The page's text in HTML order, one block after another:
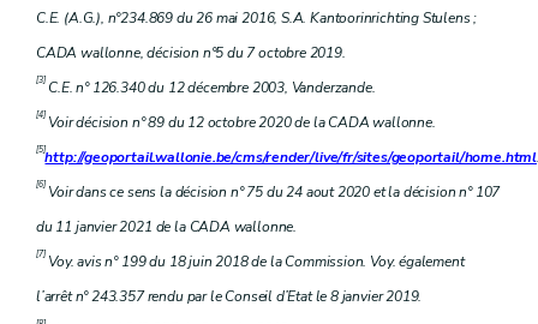
C.E. (A.G.), n°234.869 du 26 mai 2016, S.A. Kantoorinrichting Stulens ;
CADA wallonne, décision n°5 du 7 octobre 2019.
[3]C.E. n° 126.340 du 12 décembre 2003, Vanderzande.
[4]Voir décision n° 89 du 12 octobre 2020 de la CADA wallonne.
[5]http://geoportail.wallonie.be/cms/render/live/fr/sites/geoportail/home.html
[6]Voir dans ce sens la décision n° 75 du 24 aout 2020 et la décision n° 107
du 11 janvier 2021 de la CADA wallonne.
[7]Voy. avis n° 199 du 18 juin 2018 de la Commission. Voy. également
l’arrêt n° 243.357 rendu par le Conseil d’Etat le 8 janvier 2019.